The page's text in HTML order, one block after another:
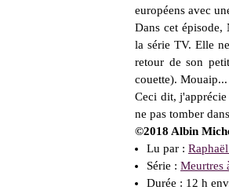
européens avec
Dans cet épisode,
la série TV. Elle
retour de son
couette). Mouaip...
Ceci dit,
ne pas tomber
©2018 Albin
Lu par :
Série : Meurtres
Durée : 12 h